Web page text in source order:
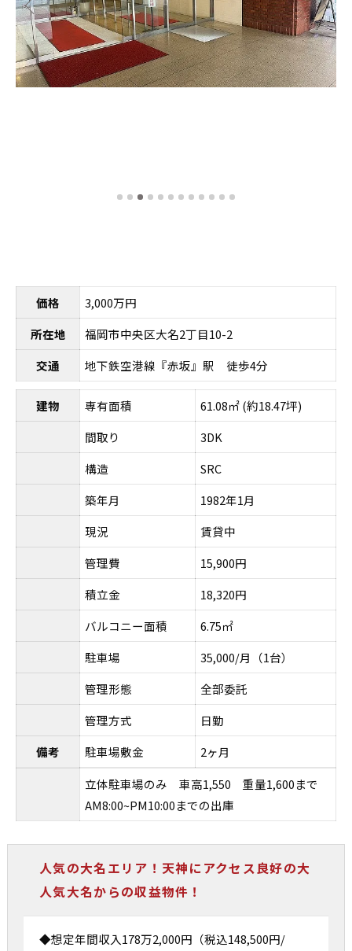
価格
3,000万円
所在地
福岡市中央区大名2丁目10-2
交通
地下鉄空港線『赤坂』駅 徒歩4分
建物 専有面積
61.08㎡ (約18.47坪)
間取り
3DK
構造
SRC
築年月
1982年1月
現況
賃貸中
管理費
15,900円
積立金
18,320円
バルコニー面積
6.75㎡
駐車場
35,000/月（1台）
管理形態
全部委託
管理方式
日勤
備考
駐車場敷金
2ヶ月
立体駐車場のみ 車高1,550 重量1,600まで
AM8:00~PM10:00までの出庫
人気の大名エリア！天神にアクセス良好の大
人気大名からの収益物件！
◆想定年間収入178万2,000円（税込148,500円/